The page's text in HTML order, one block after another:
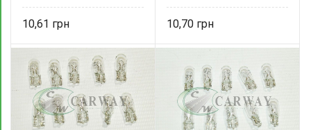
10,61 10,70